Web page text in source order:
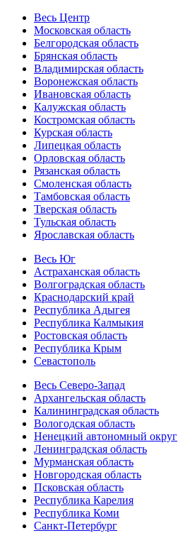
Весь Центр
Московская область
Белгородская область
Брянская область
Владимирская область
Воронежская область
Ивановская область
Калужская область
Костромская область
Курская область
Липецкая область
Орловская область
Рязанская область
Смоленская область
Тамбовская область
Тверская область
Тульская область
Ярославская область
Весь Юг
Астраханская область
Волгоградская область
Краснодарский край
Республика Адыгея
Республика Калмыкия
Ростовская область
Республика Крым
Севастополь
Весь Северо-Запад
Архангельская область
Калининградская область
Вологодская область
Ненецкий автономный округ
Ленинградская область
Мурманская область
Новгородская область
Псковская область
Республика Карелия
Республика Коми
Санкт-Петербург